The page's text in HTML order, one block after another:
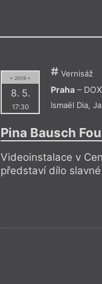
= 2019 =
8. 5.
17:30
Vernisáž
Praha–
Ismaël Dia,
Pina Bausch
Videoinstalace v
představí dílo